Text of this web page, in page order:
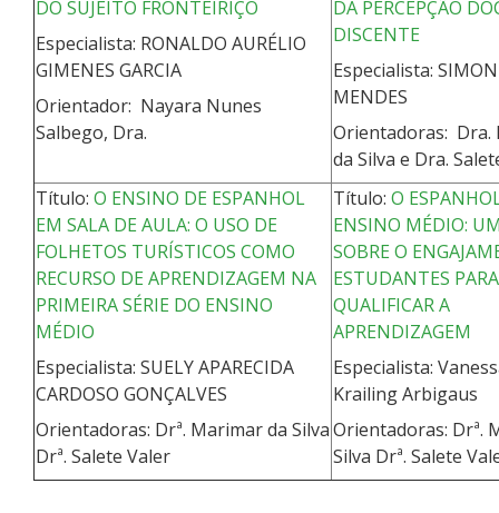
DO SUJEITO FRONTEIRIÇO
Especialista: RONALDO AURÉLIO
GIMENES GARCIA
Orientador: Nayara Nunes
Salbego, Dra.
DA PERCEPÇÃO
DISCENTE
Especialista:
MENDES
Orientadoras: Dra.
da Silva e Dra.
Título: O ENSINO DE ESPANHOL
EM SALA DE AULA: O USO DE
FOLHETOS TURÍSTICOS COMO
RECURSO DE APRENDIZAGEM NA
PRIMEIRA SÉRIE DO ENSINO
MÉDIO
Especialista: SUELY APARECIDA
CARDOSO GONÇALVES
Orientadoras: Drª. Marimar da Silva
Drª. Salete Valer
Título: O
ENSINO MÉDIO:
SOBRE O
ESTUDANTES PARA
QUALIFICAR A
APRENDIZAGEM
Especialista:
Krailing Arbigaus
Orientadoras: Drª.
Silva Drª. Salete